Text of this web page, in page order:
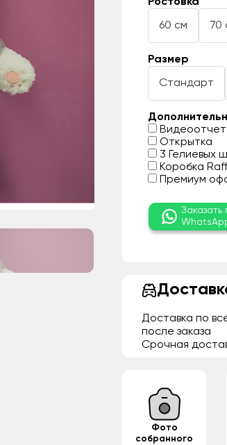
60 см 70
Размер
Стандарт
Видеоотчет
Открытка
3 Гелиевых
Коробка
Премиум
Заказать
Доставка по
после заказа
Срочная
Фото
собранного